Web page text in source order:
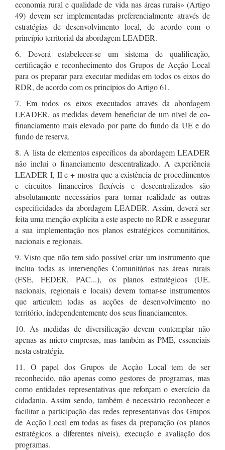
economia rural e qualidade de vida nas áreas rurais» (Artigo
49) devem ser implementadas preferencialmente através de
estratégias de desenvolvimento local, de acordo com o
princípio territorial da abordagem LEADER.
6. Deverá estabelecer-se um sistema de qualificação,
certificação e reconhecimento dos Grupos de Acção Local
para os preparar para executar medidas em todos os eixos do
RDR, de acordo com os princípios do Artigo 61.
7. Em todos os eixos executados através da abordagem
LEADER, as medidas devem beneficiar de um nível de co-
financiamento mais elevado por parte do fundo da UE e do
fundo de reserva.
8. A lista de elementos específicos da abordagem LEADER
não inclui o financiamento descentralizado. A experiência
LEADER I, II e + mostra que a existência de procedimentos
e circuitos financeiros flexíveis e descentralizados são
absolutamente necessários para tornar realidade as outras
especificidades da abordagem LEADER. Assim, deverá ser
feita uma menção explícita a este aspecto no RDR e assegurar
a sua implementação nos planos estratégicos comunitários,
nacionais e regionais.
9. Visto que não tem sido possível criar um instrumento que
inclua todas as intervenções Comunitárias nas áreas rurais
(FSE, FEDER, PAC...), os planos estratégicos (UE,
nacionais, regionais e locais) devem tornar-se instrumentos
que articulem todas as acções de desenvolvimento no
território, independentemente dos seus financiamentos.
10. As medidas de diversificação devem contemplar não
apenas as micro-empresas, mas também as PME, essenciais
nesta estratégia.
11. O papel dos Grupos de Acção Local tem de ser
reconhecido, não apenas como gestores de programas, mas
como entidades representativas que reforçam o exercício da
cidadania. Assim sendo, também é necessário reconhecer e
facilitar a participação das redes representativas dos Grupos
de Acção Local em todas as fases da preparação (os planos
estratégicos a diferentes níveis), execução e avaliação dos
programas.